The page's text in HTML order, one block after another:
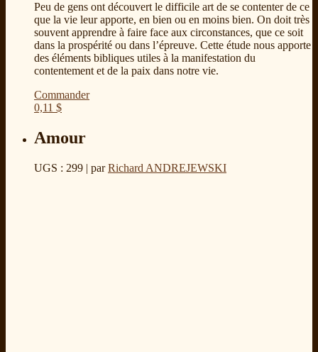
Peu de gens ont découvert le difficile art de se contenter de ce
que la vie leur apporte, en bien ou en moins bien. On doit très
souvent apprendre à faire face aux circonstances, que ce soit
dans la prospérité ou dans l’épreuve. Cette étude nous apporte
des éléments bibliques utiles à la manifestation du
contentement et de la paix dans notre vie.
Commander
0,11 $
Amour
UGS : 299 | parRichard ANDREJEWSKI